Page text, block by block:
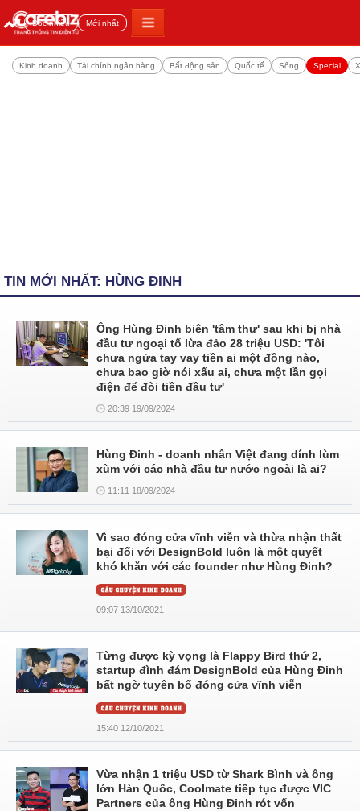
Đọc nhiều Mới nhất
Kinh doanh Tài chính ngân hàng Bất động sản Quốc tế Sống Special
TIN MỚI NHẤT: HÙNG ĐINH
Ông Hùng Đinh biên 'tâm thư' sau khi bị nhà
đầu tư ngoại tố lừa đảo 28 triệu USD: 'Tôi
chưa ngửa tay vay tiền ai một đồng nào,
chưa bao giờ nói xấu ai, chưa một lần gọi
điện để đòi tiền đầu tư'
20:39 19/09/2024
Hùng Đinh - doanh nhân Việt đang dính lùm
xùm với các nhà đầu tư nước ngoài là ai?
11:11 18/09/2024
Vì sao đóng cửa vĩnh viễn và thừa nhận thất
bại đối với DesignBold luôn là một quyết
khó khăn với các founder như Hùng Đinh?
09:07 13/10/2021
Từng được kỳ vọng là Flappy Bird thứ 2,
startup đình đám DesignBold của Hùng Đinh
bất ngờ tuyên bố đóng cửa vĩnh viễn
15:40 12/10/2021
Vừa nhận 1 triệu USD từ Shark Bình và ông
lớn Hàn Quốc, Coolmate tiếp tục được VIC
Partners của ông Hùng Đinh rót vốn